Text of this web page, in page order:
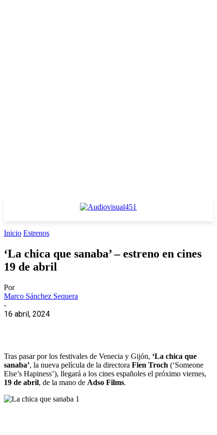
Inicio Estrenos
‘La chica que sanaba’ – estreno en cines
19 de abril
Por
Marco Sánchez Sequera
-
16 abril, 2024
Tras pasar por los festivales de Venecia y Gijón, ‘La chica que
sanaba’, la nueva película de la directora Fien Troch (‘Someone
Else’s Hapiness’), llegará a los cines españoles el próximo viernes,
19 de abril, de la mano de Adso Films.